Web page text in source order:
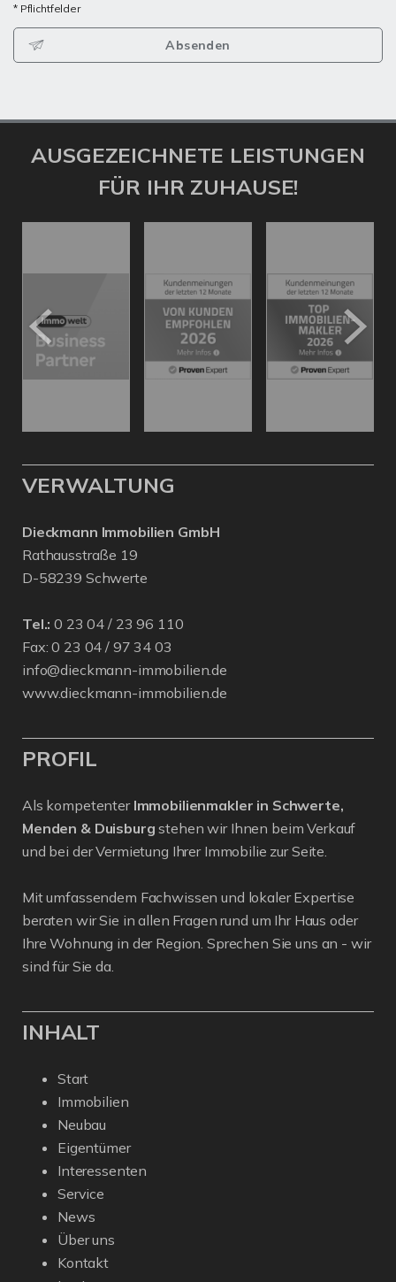
* Pflichtfelder
Absenden
AUSGEZEICHNETE LEISTUNGEN
FÜR IHR ZUHAUSE!
VERWALTUNG
Dieckmann Immobilien GmbH
Rathausstraße 19
D-58239 Schwerte
Tel.: 0 23 04 / 23 96 110
Fax: 0 23 04 / 97 34 03
info@dieckmann-immobilien.de
www.dieckmann-immobilien.de
PROFIL
Als kompetenter Immobilienmakler in Schwerte,
Menden & Duisburg stehen wir Ihnen beim Verkauf
und bei der Vermietung Ihrer Immobilie zur Seite.
Mit umfassendem Fachwissen und lokaler Expertise
beraten wir Sie in allen Fragen rund um Ihr Haus oder
Ihre Wohnung in der Region. Sprechen Sie uns an - wir
sind für Sie da.
INHALT
Start
Immobilien
Neubau
Eigentümer
Interessenten
Service
News
Über uns
Kontakt